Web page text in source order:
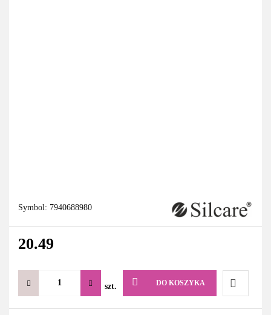
Symbol: 7940688980
20.49
szt. DO KOSZYKA
Do